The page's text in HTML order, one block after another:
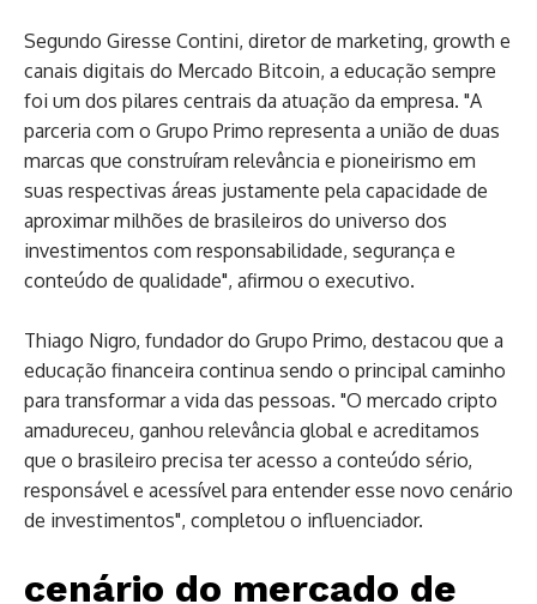
Segundo Giresse Contini, diretor de marketing, growth e
canais digitais do Mercado Bitcoin, a educação sempre
foi um dos pilares centrais da atuação da empresa. "A
parceria com o Grupo Primo representa a união de duas
marcas que construíram relevância e pioneirismo em
suas respectivas áreas justamente pela capacidade de
aproximar milhões de brasileiros do universo dos
investimentos com responsabilidade, segurança e
conteúdo de qualidade", afirmou o executivo.
Thiago Nigro, fundador do Grupo Primo, destacou que a
educação financeira continua sendo o principal caminho
para transformar a vida das pessoas. "O mercado cripto
amadureceu, ganhou relevância global e acreditamos
que o brasileiro precisa ter acesso a conteúdo sério,
responsável e acessível para entender esse novo cenário
de investimentos", completou o influenciador.
cenário do mercado de